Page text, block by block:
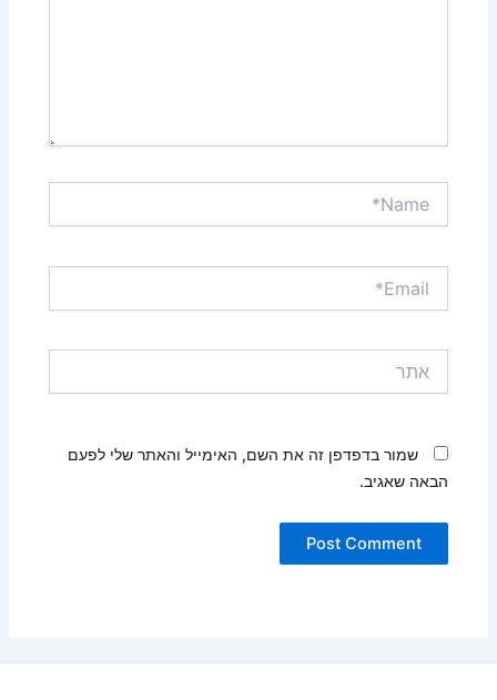
שמור בדפדפן זה את השם, האימייל והאתר שלי לפעם
הבאה שאגיב.